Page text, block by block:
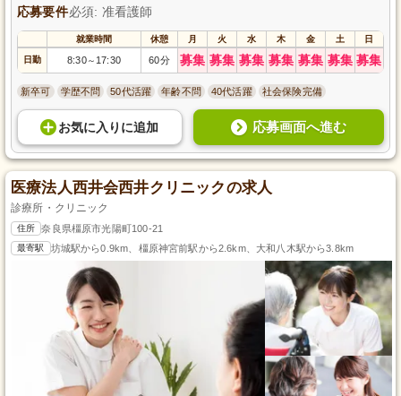
応募要件必須: 准看護師
就業時間 休憩 月 火 水 木 金 土 日
日勤 8:30～ 17:30 60分 募集 募集 募集 募集 募集 募集 募集
新卒可 学歴不問 50代活躍 年齢不問 40代活躍 社会保険完備
お気に入り に追加 応募画面へ進む
医療法人西井会西井クリニックの求人
診療所・クリニック
住所 奈良県橿原市光陽町100-21
最寄駅 坊城駅から0.9km、橿原神宮前駅から2.6km、大和八木駅から3.8km